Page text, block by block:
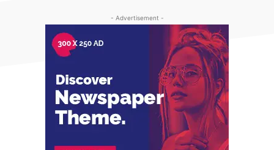
- Advertisement -